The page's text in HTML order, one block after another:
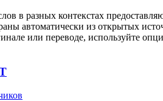
в разных контекстах
автоматически из открытых
или переводе, используйте